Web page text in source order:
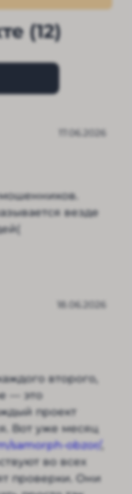
(12)
17.06.2026
везде
18.06.2026
второго,
— это
проект
Вот уже месяц
samorph-obzor/
во всех
проверки. Они